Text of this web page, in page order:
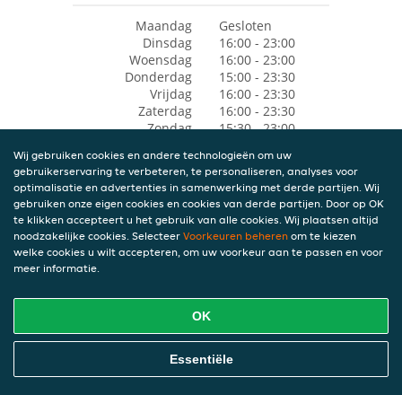
Maandag
Gesloten
Dinsdag
16:00 - 23:00
Woensdag
16:00 - 23:00
Donderdag
15:00 - 23:30
Vrijdag
16:00 - 23:30
Zaterdag
16:00 - 23:30
Zondag
15:30 - 23:00
Wij gebruiken cookies en andere technologieën om uw
gebruikerservaring te verbeteren, te personaliseren, analyses voor
optimalisatie en advertenties in samenwerking met derde partijen. Wij
gebruiken onze eigen cookies en cookies van derde partijen. Door op OK
te klikken accepteert u het gebruik van alle cookies. Wij plaatsen altijd
noodzakelijke cookies. Selecteer Voorkeuren beheren om te kiezen
welke cookies u wilt accepteren, om uw voorkeur aan te passen en voor
meer informatie.
OK
Essentiële